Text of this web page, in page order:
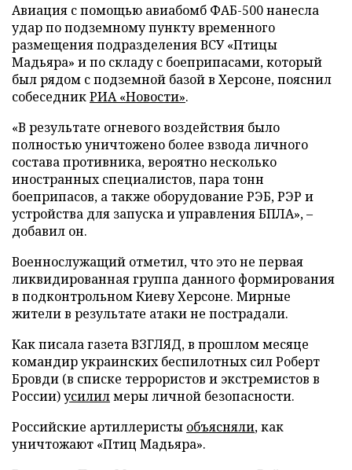
Авиация с помощью авиабомб ФАБ-500 нанесла
удар по подземному пункту временного
размещения подразделения ВСУ «Птицы
Мадьяра» и по складу с боеприпасами, который
был рядом с подземной базой в Херсоне, пояснил
собеседникРИА «Новости».
«В результате огневого воздействия было
полностью уничтожено более взвода личного
состава противника, вероятно несколько
иностранных специалистов, пара тонн
боеприпасов, а также оборудование РЭБ, РЭР и
устройства для запуска и управления БПЛА», –
добавил он.
Военнослужащий отметил, что это не первая
ликвидированная группа данного формирования
в подконтрольном Киеву Херсоне. Мирные
жители в результате атаки не пострадали.
Как писала газета ВЗГЛЯД, в прошлом месяце
командир украинских беспилотных сил Роберт
Бровди (в списке террористов и экстремистов в
России)усилилмеры личной безопасности.
Российские артиллеристы объясняли, как
уничтожают «Птиц Мадьяра».